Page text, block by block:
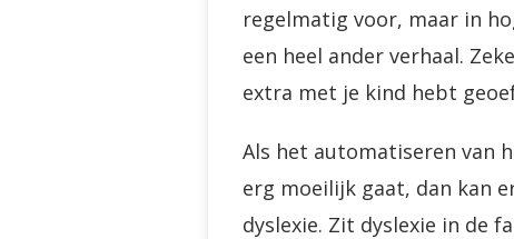
regelmatig voor, maar in
een heel ander verhaal.
extra met je kind hebt
Als het automatiseren van
erg moeilijk gaat, dan kan
dyslexie. Zit dyslexie in de